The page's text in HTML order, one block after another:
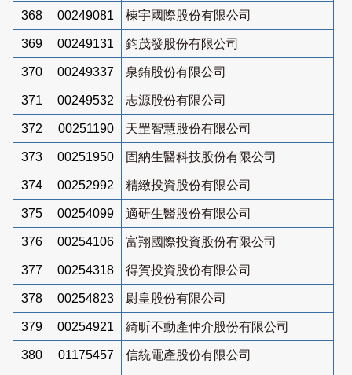
368 00249081 棟宇國際股份有限公司
369 00249131 鈞茂發股份有限公司
370 00249337 泉銪股份有限公司
371 00249532 志源股份有限公司
372 00251190 天罡智慧股份有限公司
373 00251950 固納生醫科技股份有限公司
374 00252992 精緻投資股份有限公司
375 00254099 適研生醫股份有限公司
376 00254106 富翔國際投資股份有限公司
377 00254318 得賀投資股份有限公司
378 00254823 尉皇股份有限公司
379 00254921 綺昕不動產仲介股份有限公司
380 01175457 信統電產股份有限公司